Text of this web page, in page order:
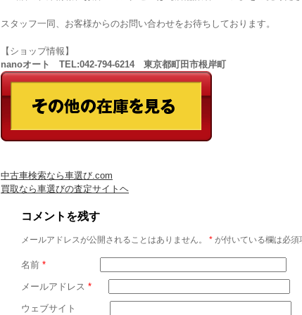
スタッフ一同、お客様からのお問い合わせをお待ちしております。
【ショップ情報】
nanoオート TEL:042-794-6214 東京都町田市根岸町
中古車検索なら車選び.com
買取なら車選びの査定サイトヘ
コメントを残す
メールアドレスが公開されることはありません。 * が付いている欄は必須
名前 *
メールアドレス *
ウェブサイト